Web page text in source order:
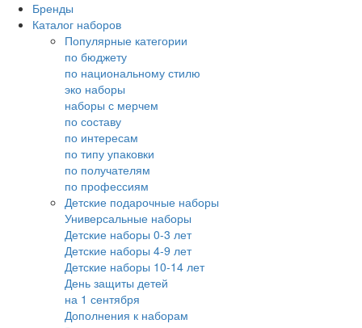
Бренды
Каталог наборов
Популярные категории
по бюджету
по национальному стилю
эко наборы
наборы с мерчем
по составу
по интересам
по типу упаковки
по получателям
по профессиям
Детские подарочные наборы
Универсальные наборы
Детские наборы 0-3 лет
Детские наборы 4-9 лет
Детские наборы 10-14 лет
День защиты детей
на 1 сентября
Дополнения к наборам